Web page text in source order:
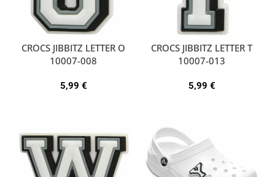
CROCS JIBBITZ LETTER O
10007-008
5,99 €
CROCS JIBBITZ LETTER T
10007-013
5,99 €